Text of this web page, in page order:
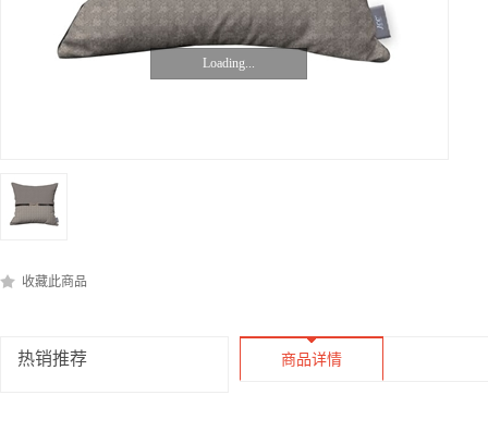
Loading...
收藏此商品
热销推荐 商品详情